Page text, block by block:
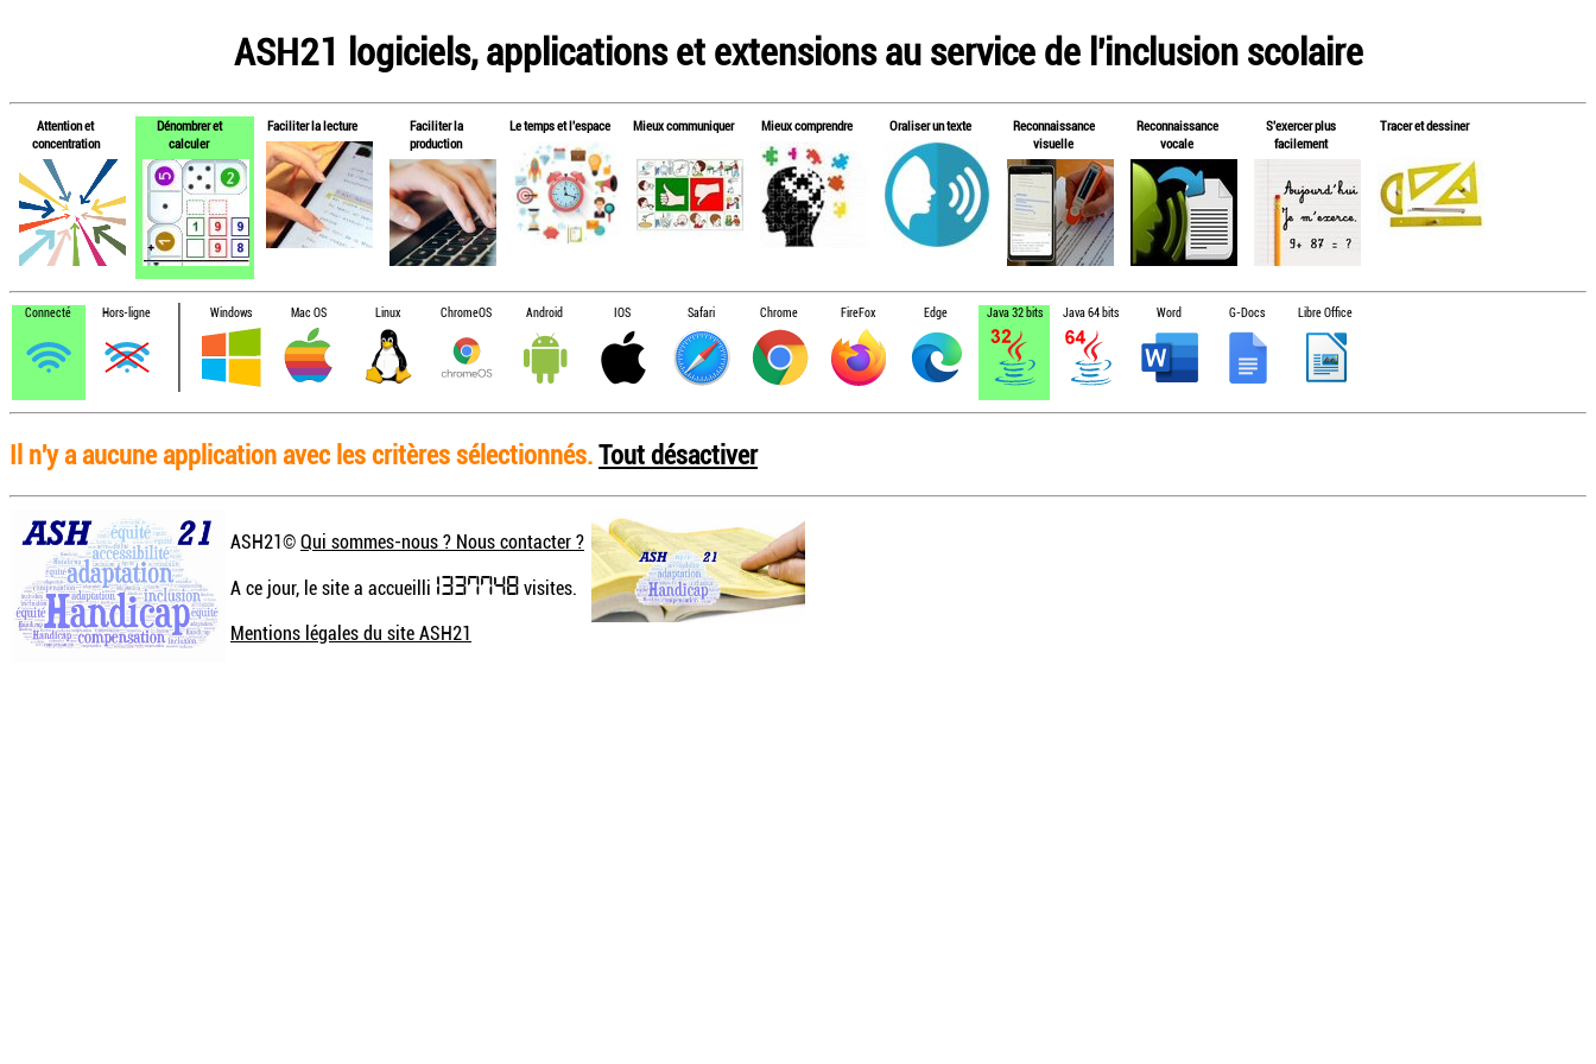
ASH21 logiciels, applications et extensions au service de l'inclusion scolaire
Attention et
concentration
Dénombrer et
calculer
Faciliter la lecture
Faciliter la
production
Le temps et l'espace Mieux communiquer Mieux comprendre Oraliser un texte
Reconnaissance
visuelle
Reconnaissance
vocale
S'exercer plus
facilement
Tracer et dessiner
Connecté Hors-ligne Windows Mac OS Linux ChromeOS Android IOS Safari Chrome FireFox Edge Java 32 bits Java 64 bits Word G-Docs Libre Office
Il n'y a aucune application avec les critères sélectionnés.Tout désactiver
ASH21©Qui sommes-nous ? Nous contacter ?
A ce jour, le site a accueilli 1337748visites.
Mentions légales du site ASH21